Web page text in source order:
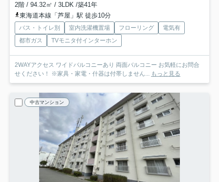
2階 / 94.32㎡ / 3LDK /築41年
東海道本線「芦屋」駅 徒歩10分
バス・トイレ別 室内洗濯機置場 フローリング
電気有
都市ガス
TVモニタ付インターホン
2WAYアクセス ワイドバルコニーあり 両面バルコニー お気軽にお問合
せください！ ※家具・家電・什器は付帯しません... もっと見る
中古マンション